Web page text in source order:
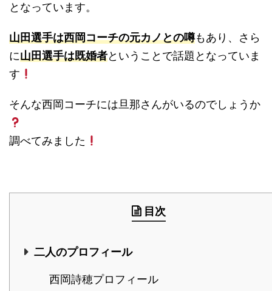
となっています。
山田選手は西岡コーチの元カノとの噂もあり、さら
に山田選手は既婚者ということで話題となっていま
す
そんな西岡コーチには旦那さんがいるのでしょうか
調べてみました
目次
二人のプロフィール
西岡詩穂プロフィール